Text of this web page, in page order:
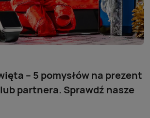
– 5 pomysłów na prezent
partnera. Sprawdź nasze